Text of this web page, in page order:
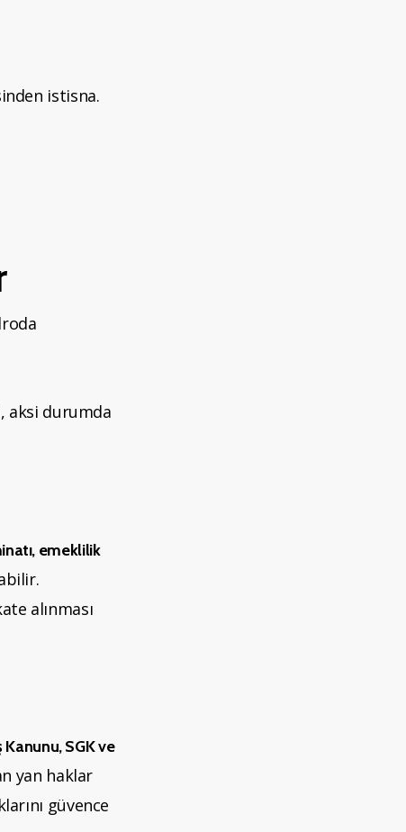
istisna.
aksi durumda
emeklilik
alınması
Kanunu, SGK ve
yan haklar
güvence